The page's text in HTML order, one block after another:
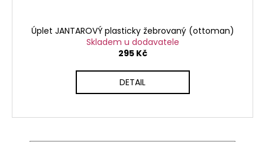
Úplet JANTAROVÝ plasticky žebrovaný (ottoman)
Skladem u dodavatele
295 Kč
DETAIL